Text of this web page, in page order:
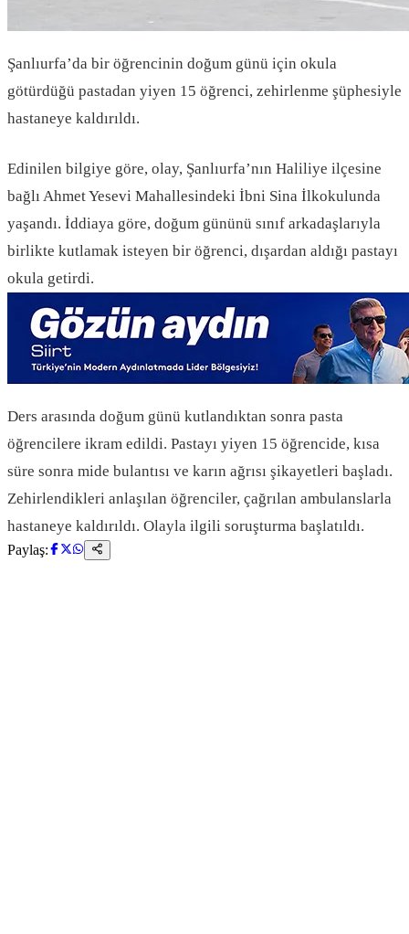
Şanlıurfa’da bir öğrencinin doğum günü için okula
götürdüğü pastadan yiyen 15 öğrenci, zehirlenme şüphesiyle
hastaneye kaldırıldı.
Edinilen bilgiye göre, olay, Şanlıurfa’nın Haliliye ilçesine
bağlı Ahmet Yesevi Mahallesindeki İbni Sina İlkokulunda
yaşandı. İddiaya göre, doğum gününü sınıf arkadaşlarıyla
birlikte kutlamak isteyen bir öğrenci, dışardan aldığı pastayı
okula getirdi.
Ders arasında doğum günü kutlandıktan sonra pasta
öğrencilere ikram edildi. Pastayı yiyen 15 öğrencide, kısa
süre sonra mide bulantısı ve karın ağrısı şikayetleri başladı.
Zehirlendikleri anlaşılan öğrenciler, çağrılan ambulanslarla
hastaneye kaldırıldı. Olayla ilgili soruşturma başlatıldı.
Paylaş: